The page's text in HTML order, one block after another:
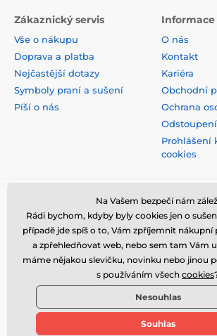
Zákaznický servis
Vše o nákupu
Doprava a platba
Nejčastější dotazy
Symboly praní a sušení
Píší o nás
Informace
O nás
Kontakt
Kariéra
Obchodní
Ochrana
Prohlášení
cookies
Bezpečná platba
© 2026 www.stylomat.cz ⦁ E-shop
Na Vašem bezpečí nám
Rádi bychom, kdyby byly cookies jen o
případě jde spíš o to, Vám zpříjemnit nákupní
a zpřehledňovat web, nebo sem tam Vám
máme nějakou slevičku, novinku nebo jinou
s používáním všech cookies
Nesouhlas
Souhlas